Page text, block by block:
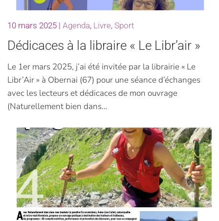
10 mars 2025 | Agenda, Livre, Sport
Dédicaces à la libraire « Le Libr’air »
Le 1er mars 2025, j’ai été invitée par la librairie « Le
Libr’Air » à Obernai (67) pour une séance d’échanges
avec les lecteurs et dédicaces de mon ouvrage
(Naturellement bien dans…